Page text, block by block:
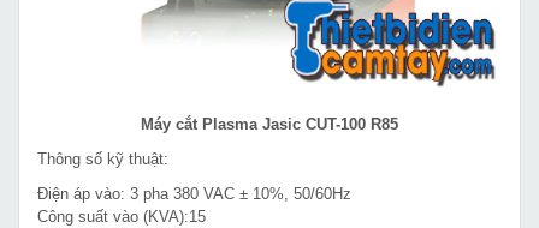
Máy cắt Plasma Jasic CUT-100 R85
Thông số kỹ thuật:
Điện áp vào: 3 pha 380 VAC ± 10%, 50/60Hz
Công suất vào (KVA):15